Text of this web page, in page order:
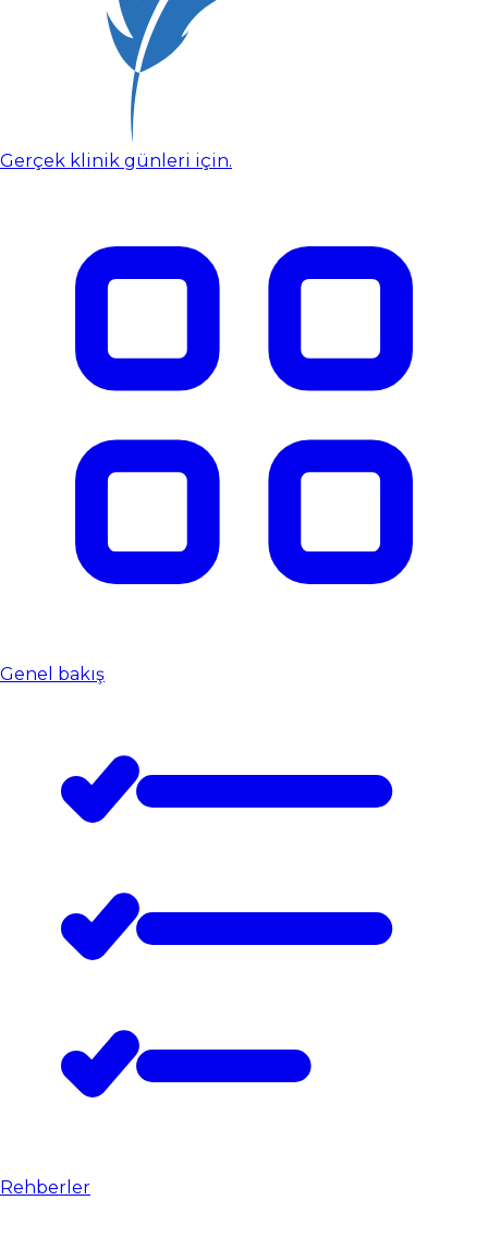
Gerçek klinik günleri için.
Genel bakış
Rehberler